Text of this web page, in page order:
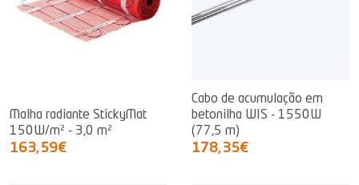
Malha radiante StickyMat
150W/m² - 3,0 m²
163,59€
Cabo de acumulação em
betonilha WIS - 1550W
(77,5 m)
178,35€